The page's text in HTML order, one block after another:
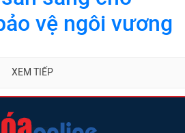
vệ ngôi vương
XEM TIẾP